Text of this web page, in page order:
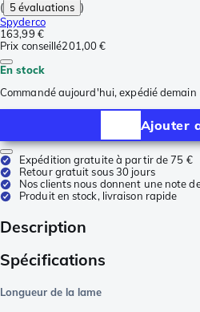
( 5 évaluations )
Spyderco
163,99 €
Prix conseillé201,00 €
En stock
Commandé aujourd'hui, expédié demain
Ajouter
Expédition gratuite à partir de 75 €
Retour gratuit sous 30 jours
Nos clients nous donnent une note
Produit en stock, livraison rapide
Description
Spécifications
Longueur de la lame